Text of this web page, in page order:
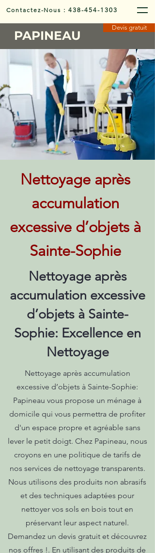
Contactez-Nous :438-454-1303
PAPINEAU
Devis gratuit
Nettoyage après
accumulation
excessive d’objets à
Sainte-Sophie
Nettoyage après
accumulation excessive
d’objets à Sainte-
Sophie: Excellence en
Nettoyage
Nettoyage après accumulation
excessive d’objets à Sainte-Sophie:
Papineau vous propose un ménage à
domicile qui vous permettra de profiter
d'un espace propre et agréable sans
lever le petit doigt. Chez Papineau, nous
croyons en une politique de tarifs de
nos services de nettoyage transparents.
Nous utilisons des produits non abrasifs
et des techniques adaptées pour
nettoyer vos sols en bois tout en
préservant leur aspect naturel.
Demandez un devis gratuit et découvrez
nos offres !. En utilisant des produits de